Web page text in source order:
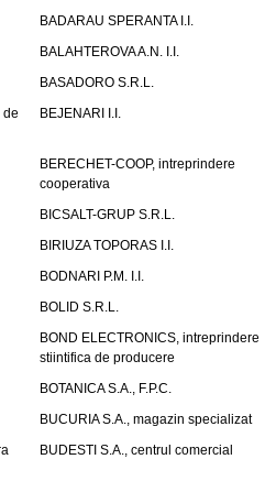
BADARAU SPERANTA I.I.
BALAHTEROVA A.N. I.I.
BASADORO S.R.L.
de
BEJENARI I.I.
BERECHET-COOP, intreprindere
cooperativa
BICSALT-GRUP S.R.L.
BIRIUZA TOPORAS I.I.
BODNARI P.M. I.I.
BOLID S.R.L.
BOND ELECTRONICS, intreprindere
stiintifica de producere
BOTANICA S.A., F.P.C.
BUCURIA S.A., magazin specializat
BUDESTI S.A., centrul comercial